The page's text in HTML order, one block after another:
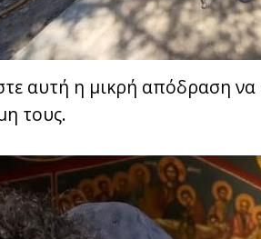
αυτή η μικρή απόδραση να
τους.